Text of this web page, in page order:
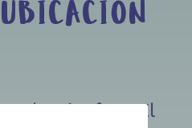
la Biosfera El